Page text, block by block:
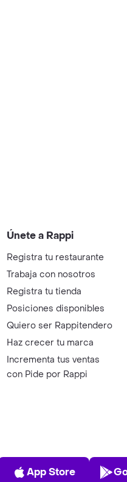
Únete a Rappi
Registra tu restaurante
Trabaja con nosotros
Registra tu tienda
Posiciones disponibles
Quiero ser Rappitendero
Haz crecer tu marca
Incrementa tus ventas
con Pide por Rappi
App Store
App Store